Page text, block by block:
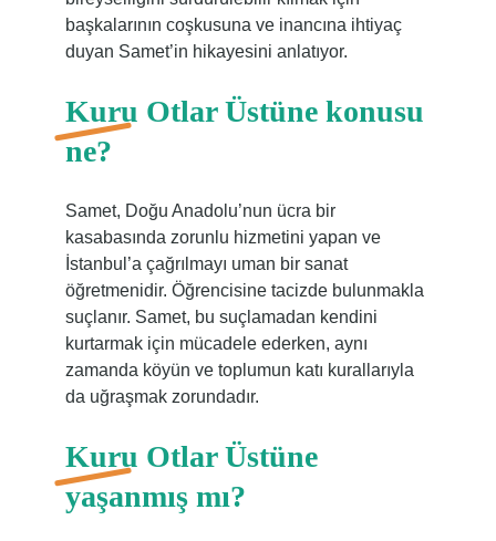
başkalarının coşkusuna ve inancına ihtiyaç
duyan Samet’in hikayesini anlatıyor.
Kuru Otlar Üstüne konusu
ne?
Samet, Doğu Anadolu’nun ücra bir
kasabasında zorunlu hizmetini yapan ve
İstanbul’a çağrılmayı uman bir sanat
öğretmenidir. Öğrencisine tacizde bulunmakla
suçlanır. Samet, bu suçlamadan kendini
kurtarmak için mücadele ederken, aynı
zamanda köyün ve toplumun katı kurallarıyla
da uğraşmak zorundadır.
Kuru Otlar Üstüne
yaşanmış mı?